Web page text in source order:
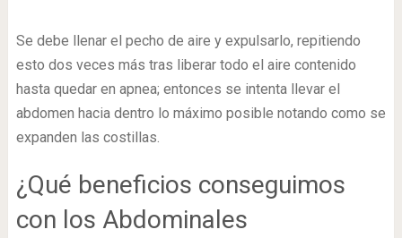
Se debe llenar el pecho de aire y expulsarlo, repitiendo
esto dos veces más tras liberar todo el aire contenido
hasta quedar en apnea; entonces se intenta llevar el
abdomen hacia dentro lo máximo posible notando como se
expanden las costillas.
¿Qué beneficios conseguimos
con los Abdominales